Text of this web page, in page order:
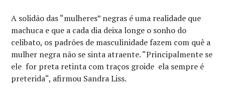
A solidão das “mulheres” negras é uma realidade que
machuca e que a cada dia deixa longe o sonho do
celibato, os padrões de masculinidade fazem com quê a
mulher negra não se sinta atraente. “Principalmente se
ele for preta retinta com traços groide ela sempre é
preterida“, afirmou Sandra Liss.